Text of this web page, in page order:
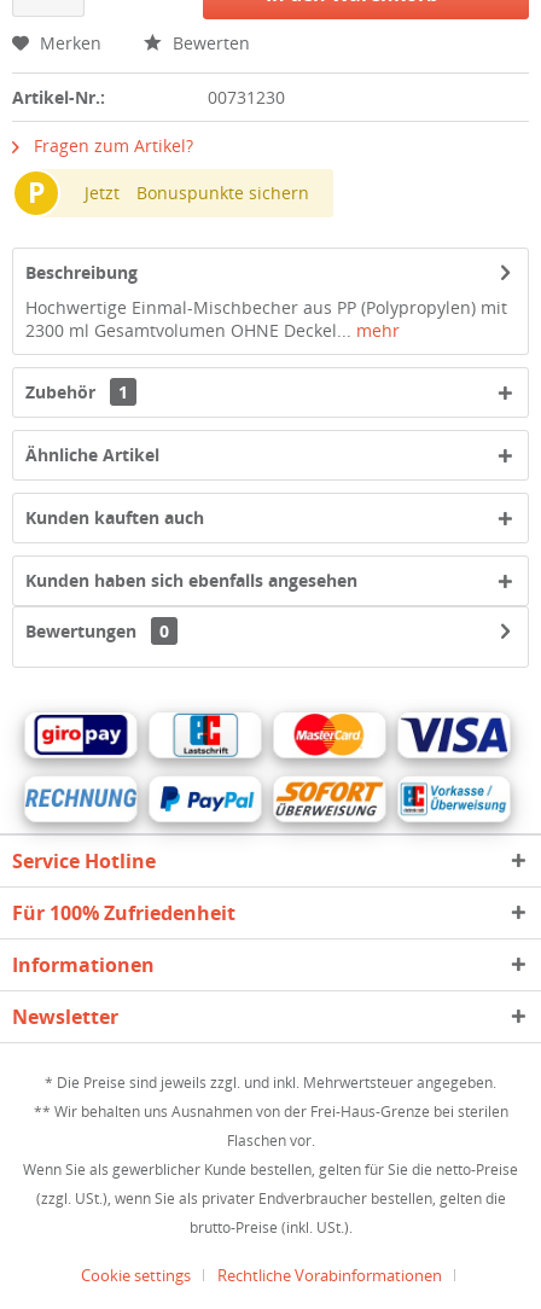
Merken Bewerten
Artikel-Nr.: 00731230
Fragen zum Artikel?
P Jetzt Bonuspunkte sichern
Beschreibung
Hochwertige Einmal-Mischbecher aus PP (Polypropylen) mit
2300 ml Gesamtvolumen OHNE Deckel... mehr
Zubehör 1
Ähnliche Artikel
Kunden kauften auch
Kunden haben sich ebenfalls angesehen
Bewertungen 0
Service Hotline
Für 100% Zufriedenheit
Informationen
Newsletter
* Die Preise sind jeweils zzgl. und inkl. Mehrwertsteuer angegeben.
** Wir behalten uns Ausnahmen von der Frei-Haus-Grenze bei sterilen
Flaschen vor.
Wenn Sie als gewerblicher Kunde bestellen, gelten für Sie die netto-Preise
(zzgl. USt.), wenn Sie als privater Endverbraucher bestellen, gelten die
brutto-Preise (inkl. USt.).
Cookie settings
Rechtliche Vorabinformationen